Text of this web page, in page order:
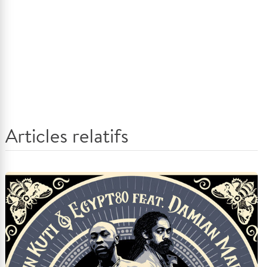
Articles relatifs